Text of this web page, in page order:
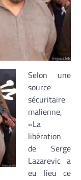
Selon une
source
sécuritaire
malienne,
«La
libération
de Serge
Lazarevic a
eu lieu ce